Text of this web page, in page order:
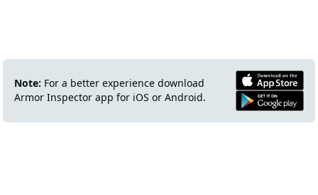
Note: For a better experience download
Armor Inspector app for iOS or Android.